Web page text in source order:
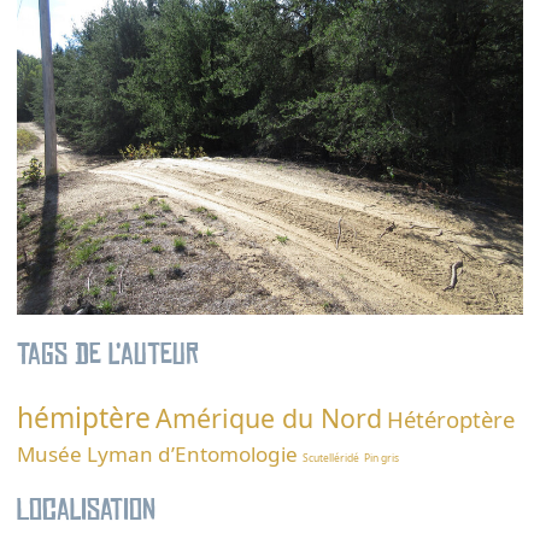
Tags de l’auteur
hémiptèreAmérique du Nord Hétéroptère
Musée Lyman d’Entomologie Scutelléridé Pin gris
Localisation